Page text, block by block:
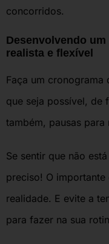
concorridos.
Desenvolvendo
realista e flexível
Faça um cronograma
que seja possível, de
também, pausas para
Se sentir que não
preciso! O importante
realidade. E evite a
para fazer na sua